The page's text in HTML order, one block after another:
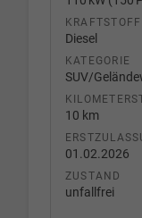
KRAFTSTOFF
Diesel
KATEGORIE
SUV/
10 km
01.02.2026
ZUSTAND
unfallfrei